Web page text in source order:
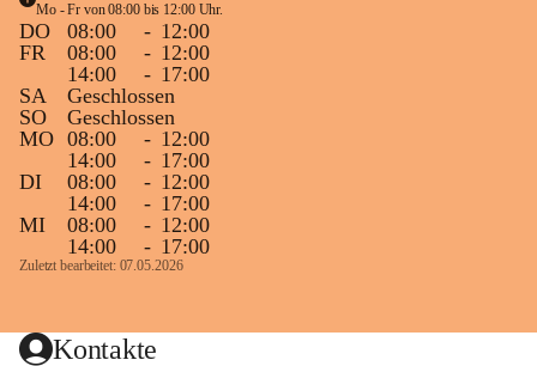
Mo - Fr von 08:00 bis 12:00 Uhr.
DO 08:00 - 12:00
FR
08:00 - 12:00
14:00
- 17:00
SA
Geschlossen
SO
Geschlossen
MO 08:00 - 12:00
14:00
- 17:00
DI
08:00 - 12:00
14:00
- 17:00
MI
08:00 - 12:00
14:00
- 17:00
Zuletzt bearbeitet: 07.05.2026
Kontakte